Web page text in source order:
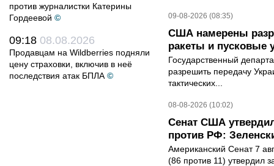
против журналистки Катерины
Гордеевой ©
09:18 08.08.2026
Продавцам на Wildberries подняли
цену страховки, включив в неё
последствия атак БПЛА ©
09-08-2026 (08:35)
США намерены
ракеты и пусковые
Государственный
разрешить передачу
тактических...
08-08-2026 (10:02)
Сенат США
против РФ:
Американский Сенат 7
(86 против 11) утвердил